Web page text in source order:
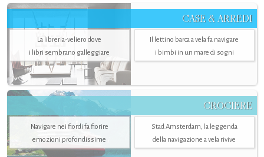
CASE & ARREDI
La libreria-veliero dove
i libri sembrano galleggiare
Il lettino barca a vela fa navigare
i bimbi in un mare di sogni
CROCIERE
Navigare nei fiordi fa fiorire
emozioni profondissime
Stad Amsterdam, la leggenda
della navigazione a vela rivive